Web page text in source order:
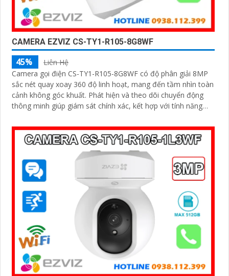
CAMERA EZVIZ CS-TY1-R105-8G8WF
45%
Liên Hệ
Camera gọi điện CS-TY1-R105-8G8WF có độ phân giải 8MP
sắc nét quay xoay 360 độ linh hoạt, mang đến tầm nhìn toàn
cảnh không góc khuất. Phát hiện và theo dõi chuyển động
thông minh giúp giám sát chính xác, kết hợp với tính năng